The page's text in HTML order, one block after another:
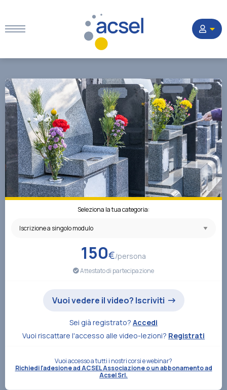
Settori
Corsi
Quesiti
La Società
Contatti
Seleziona la tua categoria:
150€/persona
Attestato di partecipazione
Vuoi vedere il video? Iscriviti
Sei già registrato? Accedi
Vuoi riscattare l'accesso alle video-lezioni? Registrati
Vuoi accesso a tutti i nostri corsi e webinar?
Richiedi l'adesione ad ACSEL Associazione o un abbonamento ad
Acsel Srl.